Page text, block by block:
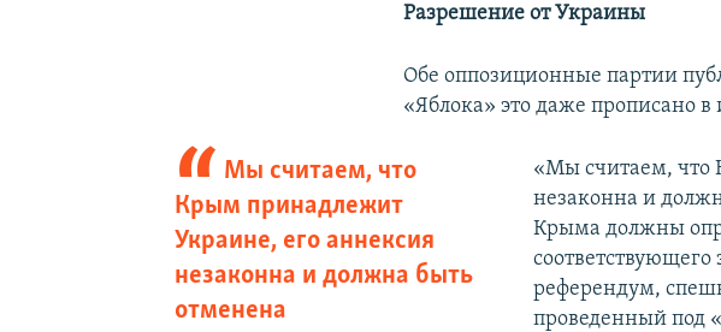
Разрешение от Украины
Обе оппозиционные партии
«Яблока» это даже прописано
Мы считаем, что
Крым принадлежит
Украине, его аннексия
незаконна и должна быть
отменена
«Мы считаем, что
незаконна и
Крыма должны
референдум,
проведенный под